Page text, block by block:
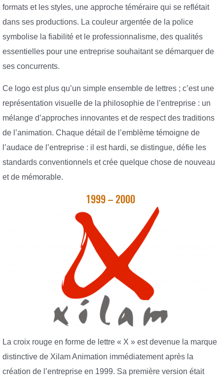
formats et les styles, une approche téméraire qui se reflétait
dans ses productions. La couleur argentée de la police
symbolise la fiabilité et le professionnalisme, des qualités
essentielles pour une entreprise souhaitant se démarquer de
ses concurrents.
Ce logo est plus qu’un simple ensemble de lettres ; c’est une
représentation visuelle de la philosophie de l’entreprise : un
mélange d’approches innovantes et de respect des traditions
de l’animation. Chaque détail de l’emblème témoigne de
l’audace de l’entreprise : il est hardi, se distingue, défie les
standards conventionnels et crée quelque chose de nouveau
et de mémorable.
1999 – 2000
La croix rouge en forme de lettre « X » est devenue la marque
distinctive de Xilam Animation immédiatement après la
création de l’entreprise en 1999. Sa première version était